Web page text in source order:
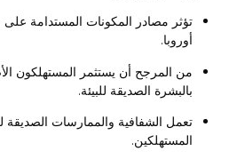
تؤثر مصادر المكونات المستدامة على
أوروبا.
من المرجح أن يستثمر المستهلكون
بالبشرة الصديقة للبيئة.
تعمل الشفافية والممارسات الصديقة
المستهلكين.